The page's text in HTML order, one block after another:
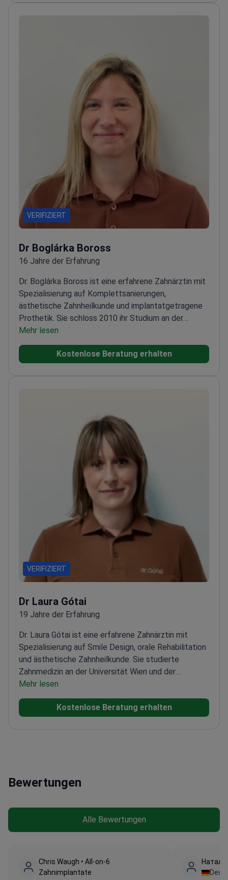
Vincze ist Mitglied mehrerer Fachgesellschaften,
VERIFIZIERT
Dr Boglárka Boross
16 Jahre der Erfahrung
Dr. Boglárka Boross ist eine erfahrene Zahnärztin mit
Spezialisierung auf Komplettsanierungen,
ästhetische Zahnheilkunde und implantatgetragene
Prothetik. Sie schloss 2010 ihr Studium an der
Zahnmedizinischen Fakultät der Semmelweis
Universität in Budapest ab und legte 2014 ihre
Facharztprüfung in konservierender Zahnheilkunde
umfassende internationale Erfahrung. Sie arbeitete
Privatpraxis in Ungarn. Sie ist Mitglied der
Ungarischen und der Schweizer Ärztekammer.
Mehr lesen
Kostenlose Beratung erhalten
VERIFIZIERT
Dr Laura Gótai
19 Jahre der Erfahrung
Dr. Laura Gótai ist eine erfahrene Zahnärztin mit
Spezialisierung auf Smile Design, orale Rehabilitation
und ästhetische Zahnheilkunde. Sie studierte
Zahnmedizin an der Universität Wien und der
Semmelweis Universität. Sie besitzt Zertifikate in
Prothetik, restaurativer Zahnheilkunde und Smile
Dr. Gótai verfügt über umfassende Erfahrung
Internationale Gesellschaft für Digitale
Mehr lesen
Kostenlose Beratung erhalten
Bewertungen
Alle Bewertungen
Chris Waugh • All-on-6
Zahnimplantate